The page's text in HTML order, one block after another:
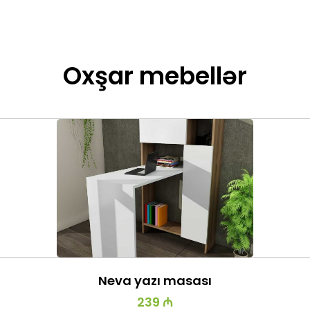
Oxşar mebellər
Neva yazı masası
239 ₼